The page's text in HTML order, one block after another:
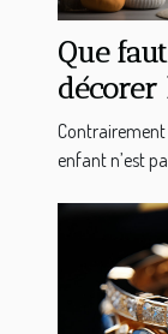
Que
décorer
enfant ?
Contrairement
enfant n’est